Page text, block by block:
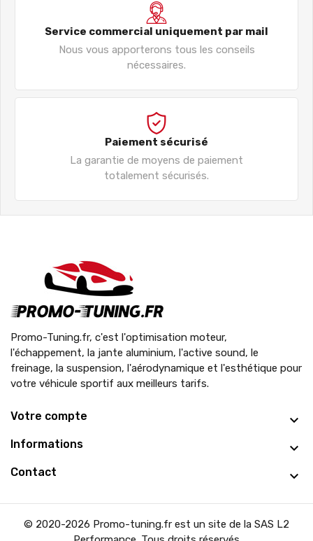
Service commercial uniquement par mail
Nous vous apporterons tous les conseils
nécessaires.
Paiement sécurisé
La garantie de moyens de paiement
totalement sécurisés.
Promo-Tuning.fr, c'est l'optimisation moteur,
l'échappement, la jante aluminium, l'active sound, le
freinage, la suspension, l'aérodynamique et l'esthétique pour
votre véhicule sportif aux meilleurs tarifs.
Votre compte
Informations
Contact
© 2020-2026 Promo-tuning.fr est un site de la SAS L2